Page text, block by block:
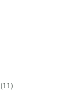
(11)